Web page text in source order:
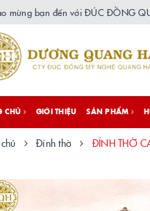
mừng bạn đến với ĐÚC ĐỒNG
CHỦ GIỚI THIỆU SẢN PHẨM
Đỉnh thờ ĐỈNH THỜ